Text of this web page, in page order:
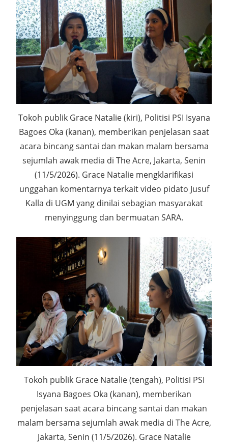
Tokoh publik Grace Natalie (kiri), Politisi PSI Isyana
Bagoes Oka (kanan), memberikan penjelasan saat
acara bincang santai dan makan malam bersama
sejumlah awak media di The Acre, Jakarta, Senin
(11/5/2026). Grace Natalie mengklarifikasi
unggahan komentarnya terkait video pidato Jusuf
Kalla di UGM yang dinilai sebagian masyarakat
menyinggung dan bermuatan SARA.
Tokoh publik Grace Natalie (tengah), Politisi PSI
Isyana Bagoes Oka (kanan), memberikan
penjelasan saat acara bincang santai dan makan
malam bersama sejumlah awak media di The Acre,
Jakarta, Senin (11/5/2026). Grace Natalie